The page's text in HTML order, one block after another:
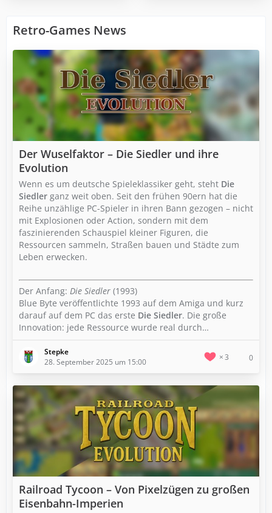
Retro-Games News
Der Wuselfaktor – Die Siedler und ihre
Evolution
Wenn es um deutsche Spieleklassiker geht, steht Die
Siedler ganz weit oben. Seit den frühen 90ern hat die
Reihe unzählige PC-Spieler in ihren Bann gezogen – nicht
mit Explosionen oder Action, sondern mit dem
faszinierenden Schauspiel kleiner Figuren, die
Ressourcen sammeln, Straßen bauen und Städte zum
Leben erwecken.
Der Anfang: Die Siedler (1993)
Blue Byte veröffentlichte 1993 auf dem Amiga und kurz
darauf auf dem PC das erste Die Siedler. Die große
Innovation: jede Ressource wurde real durch…
Stepke
28. September 2025 um 15:00
3 0
Railroad Tycoon – Von Pixelzügen zu großen
Eisenbahn-Imperien